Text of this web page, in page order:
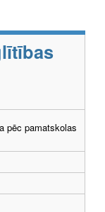
pēc pamatskolas